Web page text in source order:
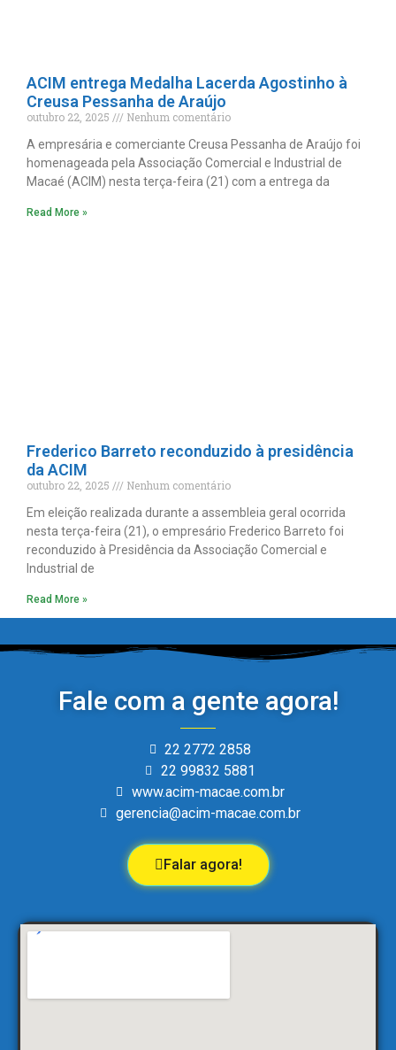
ACIM entrega Medalha Lacerda Agostinho à
Creusa Pessanha de Araújo
outubro 22, 2025
Nenhum comentário
A empresária e comerciante Creusa Pessanha de Araújo foi
homenageada pela Associação Comercial e Industrial de
Macaé (ACIM) nesta terça-feira (21) com a entrega da
Read More »
Frederico Barreto reconduzido à presidência
da ACIM
outubro 22, 2025
Nenhum comentário
Em eleição realizada durante a assembleia geral ocorrida
nesta terça-feira (21), o empresário Frederico Barreto foi
reconduzido à Presidência da Associação Comercial e
Industrial de
Read More »
Fale com a gente agora!
22 2772 2858
22 99832 5881
www.acim-macae.com.br
gerencia@acim-macae.com.br
Falar agora!